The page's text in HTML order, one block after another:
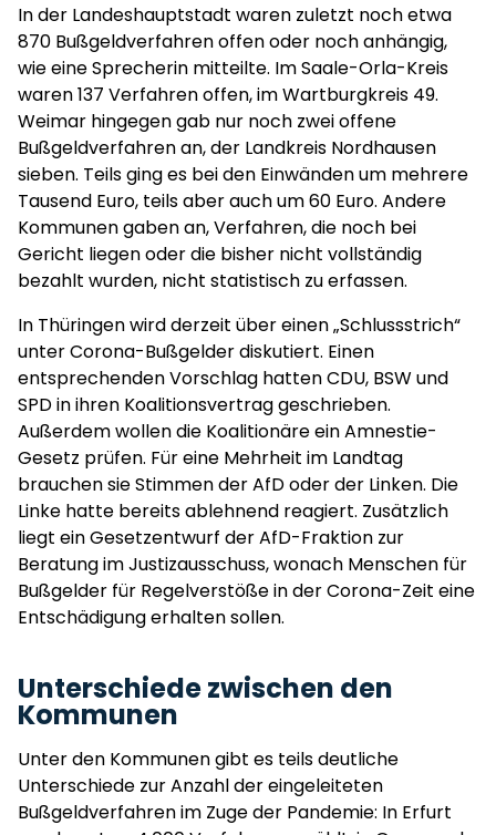
In der Landeshauptstadt waren zuletzt noch etwa
870 Bußgeldverfahren offen oder noch anhängig,
wie eine Sprecherin mitteilte. Im Saale-Orla-Kreis
waren 137 Verfahren offen, im Wartburgkreis 49.
Weimar hingegen gab nur noch zwei offene
Bußgeldverfahren an, der Landkreis Nordhausen
sieben. Teils ging es bei den Einwänden um mehrere
Tausend Euro, teils aber auch um 60 Euro. Andere
Kommunen gaben an, Verfahren, die noch bei
Gericht liegen oder die bisher nicht vollständig
bezahlt wurden, nicht statistisch zu erfassen.
In Thüringen wird derzeit über einen „Schlussstrich“
unter Corona-Bußgelder diskutiert. Einen
entsprechenden Vorschlag hatten CDU, BSW und
SPD in ihren Koalitionsvertrag geschrieben.
Außerdem wollen die Koalitionäre ein Amnestie-
Gesetz prüfen. Für eine Mehrheit im Landtag
brauchen sie Stimmen der AfD oder der Linken. Die
Linke hatte bereits ablehnend reagiert. Zusätzlich
liegt ein Gesetzentwurf der AfD-Fraktion zur
Beratung im Justizausschuss, wonach Menschen für
Bußgelder für Regelverstöße in der Corona-Zeit eine
Entschädigung erhalten sollen.
Unterschiede zwischen den
Kommunen
Unter den Kommunen gibt es teils deutliche
Unterschiede zur Anzahl der eingeleiteten
Bußgeldverfahren im Zuge der Pandemie: In Erfurt